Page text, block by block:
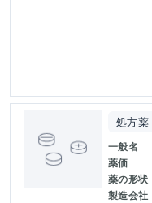
処方薬
一般名
薬価
薬の形状
製造会社